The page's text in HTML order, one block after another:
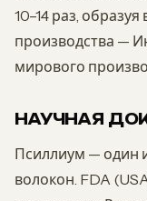
10–14 раз,
производства —
мирового
НАУЧНАЯ
Псиллиум — один
волокон. FDA